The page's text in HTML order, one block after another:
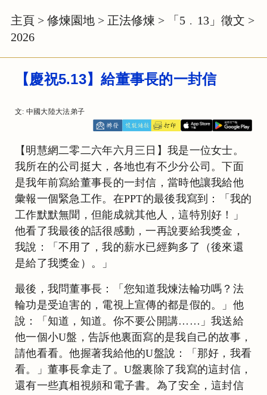
主頁 > 修煉園地 > 正法修煉 > 「5﹒13」徵文 >
2026
【慶祝5.13】給董事長的一封信
文: 中國大陸大法弟子
【明慧網二零二六年六月三日】我是一位女士。
我所在的公司挺大，各地也有不少分公司。下面
是我年前寫給董事長的一封信，當時他讓我給他
彙報一個緊急工作。在PPT的最後我寫到：「我的
工作默默無聞，但能成就其他人，這特別好！」
他看了我最後的話很感動，一再說要給我獎金，
我說：「不用了，我的薪水已經夠多了（後來還
是給了我獎金）。」
最後，我問董事長：「您知道我煉法輪功嗎？法
輪功是受迫害的，電視上宣傳的都是假的。」他
說：「知道，知道。你不要公開講……」我送給
他一個小U盤，告訴他裏面寫的是我自己的故事，
請他看看。他握著我給他的U盤說：「那好，我看
看。」董事長拿走了。U盤裏除了我寫的這封信，
還有一些真相視頻和電子書。為了安全，這封信